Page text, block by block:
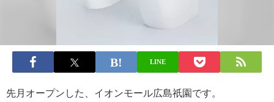
LINE
先月オープンした、イオンモール広島祇園です。